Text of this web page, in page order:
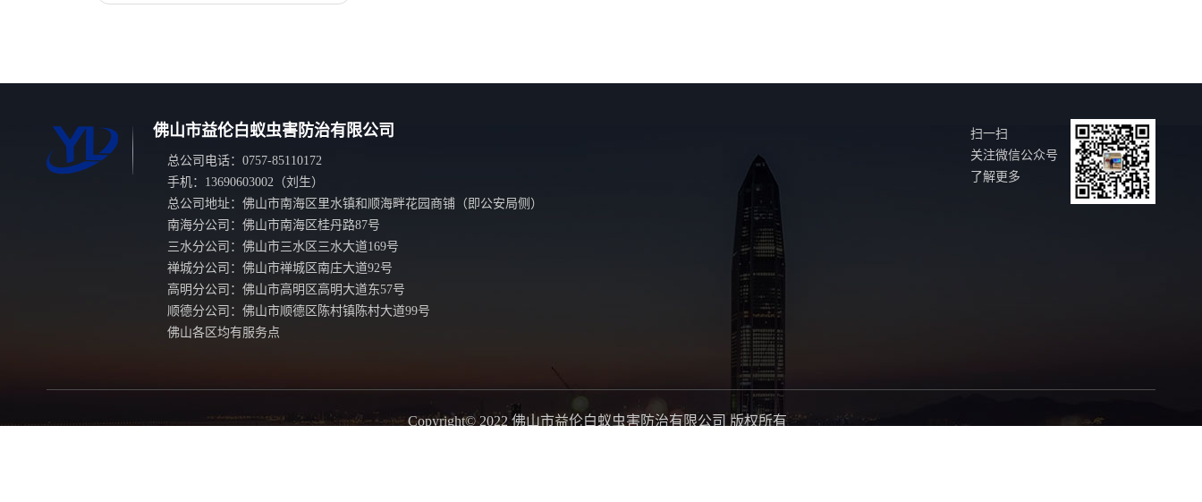
佛山市益伦白蚁虫害防治有限公司
总公司电话：0757-85110172
手机：13690603002（刘生）
总公司地址：佛山市南海区里水镇和顺海畔花园商铺（即公安局侧）
南海分公司：佛山市南海区桂丹路87号
三水分公司：佛山市三水区三水大道169号
禅城分公司：佛山市禅城区南庄大道92号
高明分公司：佛山市高明区高明大道东57号
顺德分公司：佛山市顺德区陈村镇陈村大道99号
佛山各区均有服务点
扫一扫
关注微信公众号
了解更多
Copyright© 2022 佛山市益伦白蚁虫害防治有限公司 版权所有